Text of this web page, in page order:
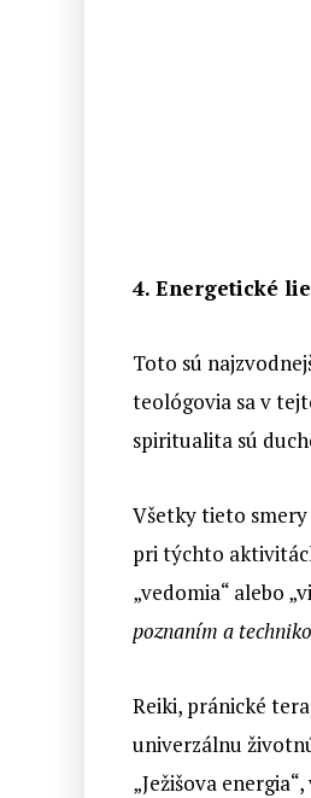
4. Energetické
Toto sú
teológovia sa v
spiritualita sú
Všetky tieto smery
pri týchto
„vedomia“ alebo
poznaním a
Reiki, pránické
univerzálnu
„Ježišova